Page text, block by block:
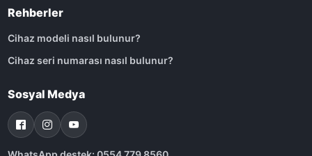
Rehberler
Cihaz modeli nasıl bulunur?
Cihaz seri numarası nasıl bulunur?
Sosyal Medya